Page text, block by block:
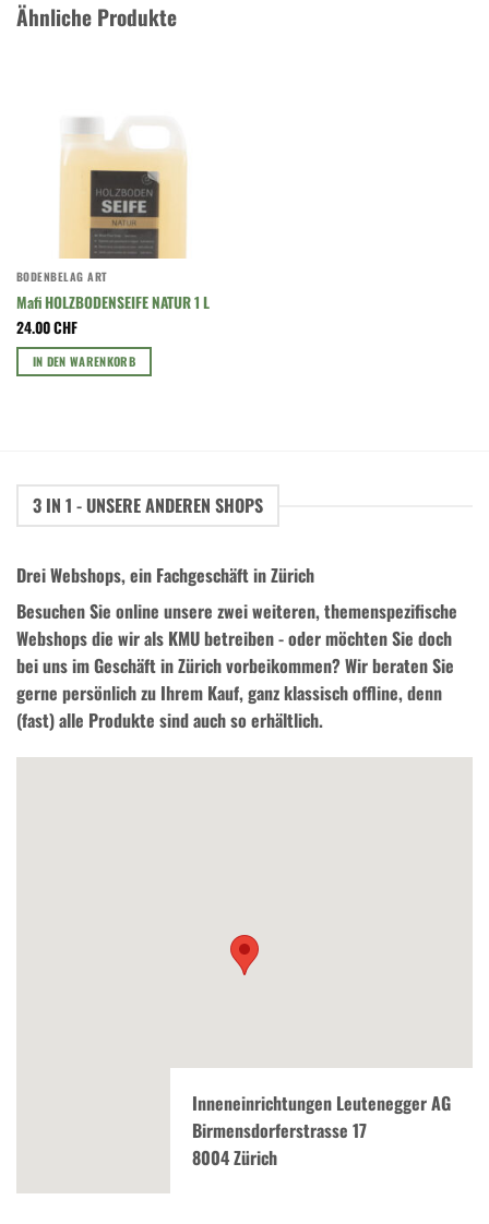
Ähnliche Produkte
BODENBELAG ART
Mafi HOLZBODENSEIFE NATUR 1 L
24.00CHF
IN DEN WARENKORB
3 IN 1 - UNSERE ANDEREN SHOPS
Drei Webshops, ein Fachgeschäft in Zürich
Besuchen Sie online unsere zwei weiteren, themenspezifische
Webshops die wir als KMU betreiben - oder möchten Sie doch
bei uns im Geschäft in Zürich vorbeikommen? Wir beraten Sie
gerne persönlich zu Ihrem Kauf, ganz klassisch offline, denn
(fast) alle Produkte sind auch so erhältlich.
Inneneinrichtungen Leutenegger AG
Birmensdorferstrasse 17
8004 Zürich